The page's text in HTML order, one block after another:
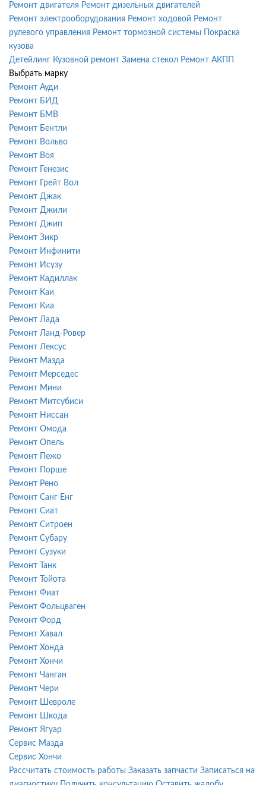
Ремонт двигателя Ремонт дизельных двигателей
Ремонт электрооборудования Ремонт ходовой Ремонт
рулевого управления Ремонт тормозной системы
Покраска
кузова
Детейлинг Кузовной ремонт Замена стекол Ремонт АКПП
Выбрать марку
Ремонт Ауди
Ремонт БИД
Ремонт БМВ
Ремонт Бентли
Ремонт Вольво
Ремонт Воя
Ремонт Генезис
Ремонт Грейт Вол
Ремонт Джак
Ремонт Джили
Ремонт Джип
Ремонт Зикр
Ремонт Инфинити
Ремонт Исузу
Ремонт Кадиллак
Ремонт Каи
Ремонт Киа
Ремонт Лада
Ремонт Ланд-Ровер
Ремонт Лексус
Ремонт Мазда
Ремонт Мерседес
Ремонт Мини
Ремонт Митсубиси
Ремонт Ниссан
Ремонт Омода
Ремонт Опель
Ремонт Пежо
Ремонт Порше
Ремонт Рено
Ремонт Санг Енг
Ремонт Сиат
Ремонт Ситроен
Ремонт Субару
Ремонт Сузуки
Ремонт Танк
Ремонт Тойота
Ремонт Фиат
Ремонт Фольцваген
Ремонт Форд
Ремонт Хавал
Ремонт Хонда
Ремонт Хончи
Ремонт Чанган
Ремонт Чери
Ремонт Шевроле
Ремонт Шкода
Ремонт Ягуар
Сервис Мазда
Сервис Хончи
Рассчитать стоимость работы Заказать запчасти Записаться на